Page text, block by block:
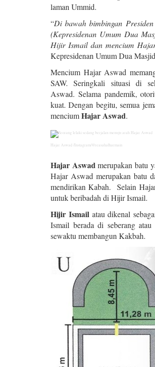
laman Ummid.
“Di bawah bimbingan
(Kepresidenan Umum Dua
Hijir Ismail dan mencium
Kepresidenan Umum Dua
Mencium Hajar Aswad
SAW. Seringkali situasi di
Aswad.Selama pandemik,
kuat. Dengan begitu, semua
menciumHajar Aswad.
Hajar Aswad /Instagram/@reasahalharmain
Hajar Aswad merupakan batu
Hajar Aswad merupakan batu
mendirikan Kabah. Selain
untuk beribadah di Hijir Ismail.
Hijir Ismailatau dikenal
Ismail berada di seberang
sewaktu membangun Kakbah.